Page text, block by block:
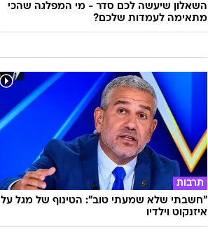
השאלון שיעשה לכם סדר - מי המפלגה שהכי
מתאימה לעמדות שלכם?
תרבות
"חשבתי שלא שמעתי טוב": הטינוף של מגל על
איזנקוט וילדיו